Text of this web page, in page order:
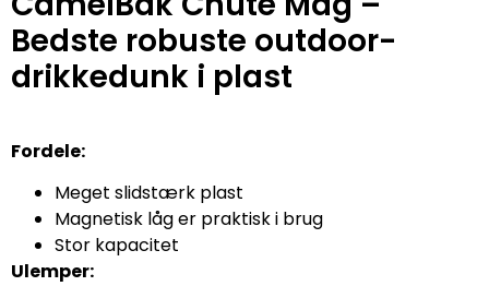
Bedste robuste outdoor-
drikkedunk i plast
Fordele:
Meget slidstærk plast
Magnetisk låg er praktisk i brug
Stor kapacitet
Ulemper: